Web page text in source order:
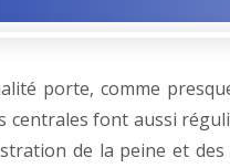
porte, comme
centrales font aussi
de la peine et